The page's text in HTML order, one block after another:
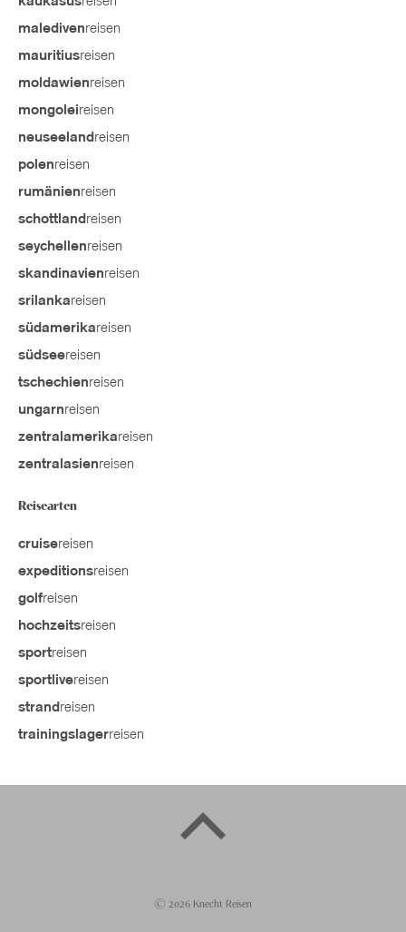
maledivenreisen
mauritiusreisen
moldawienreisen
mongoleireisen
neuseeland reisen
polenreisen
rumänienreisen
schottland reisen
seychellenreisen
skandinavienreisen
srilankareisen
südamerikareisen
südseereisen
tschechienreisen
ungarnreisen
zentralamerikareisen
zentralasienreisen
Reisearten
cruisereisen
expeditionsreisen
golfreisen
hochzeitsreisen
sportreisen
sportlivereisen
strand reisen
trainingslagerreisen
© 2026 Knecht Reisen